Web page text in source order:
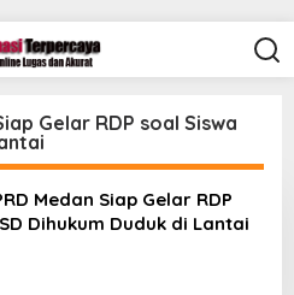
Gelar RDP soal Siswa
Medan Siap Gelar RDP
Dihukum Duduk di Lantai